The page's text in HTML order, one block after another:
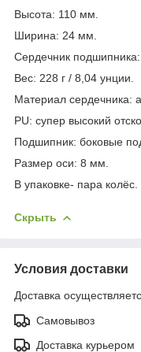
Высота: 110 мм.
Ширина: 24 мм.
Сердечник
Вес: 228 г / 8,04 унции.
Материал сердечника:
PU: супер высокий
Подшипник: боковые
Размер оси: 8 мм.
В упаковке- пара колёс.
Скрыть
Условия доставки
Доставка
Самовывоз
Доставка курьером